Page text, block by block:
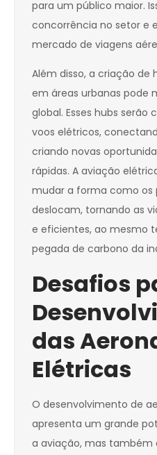
para um público maior.
concorrência no setor e
mercado de viagens
Além disso, a criação de
em áreas urbanas pode
global. Esses hubs serão
voos elétricos,
criando novas
rápidas. A aviação
mudar a forma como os
deslocam, tornando as
e eficientes, ao mesmo
pegada de carbono da
Desafios
das
Elétricas
O desenvolvimento de
apresenta um grande
a aviação, mas também